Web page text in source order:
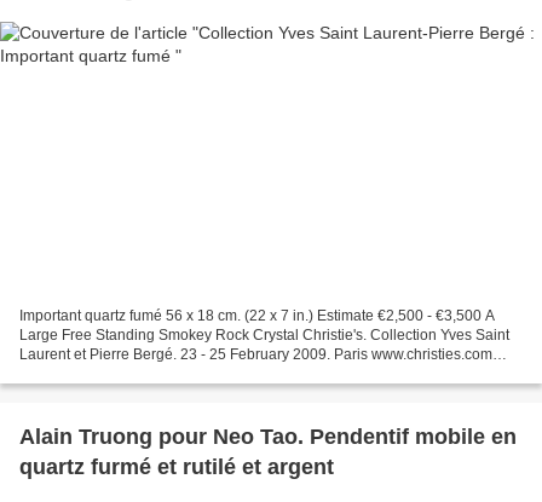
Important quartz fumé 56 x 18 cm. (22 x 7 in.) Estimate €2,500 - €3,500 A
Large Free Standing Smokey Rock Crystal Christie's. Collection Yves Saint
Laurent et Pierre Bergé. 23 - 25 February 2009. Paris www.christies.com
Alain Truong pour Neo Tao. Pendentif mobile en
quartz furmé et rutilé et argent